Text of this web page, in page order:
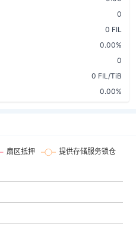
0
0 FIL
0.00%
0
0 FIL/TiB
0.00%